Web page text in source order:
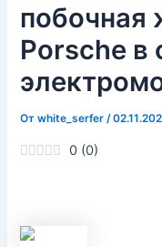
побочная
Porsche в
Отwhite_serfer/
0 (0)